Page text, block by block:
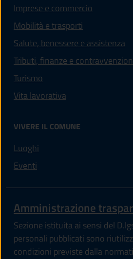
Imprese e commercio
Mobilità e trasporti
Salute, benessere e assistenza
Tributi, finanze e
Turismo
Vita lavorativa
VIVERE IL COMUNE
Luoghi
Eventi
Amministrazione
Sezione istituita ai sensi del
personali pubblicati sono
condizioni previste dalla